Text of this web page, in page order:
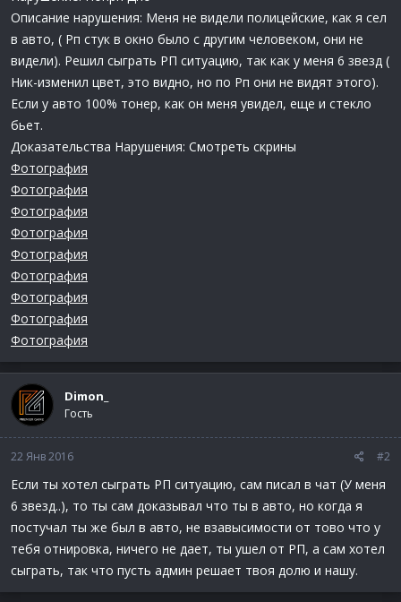
Описание нарушения: Меня не видели полицейские, как я сел
в авто, ( Рп стук в окно было с другим человеком, они не
видели). Решил сыграть РП ситуацию, так как у меня 6 звезд (
Ник-изменил цвет, это видно, но по Рп они не видят этого).
Если у авто 100% тонер, как он меня увидел, еще и стекло
бьет.
Доказательства Нарушения: Смотреть скрины
Фотография
Фотография
Фотография
Фотография
Фотография
Фотография
Фотография
Фотография
Фотография
Dimon_
Гость
22 Янв 2016 #2
Если ты хотел сыграть РП ситуацию, сам писал в чат (У меня
6 звезд..), то ты сам доказывал что ты в авто, но когда я
постучал ты же был в авто, не взавысимости от тово что у
тебя отнировка, ничего не дает, ты ушел от РП, а сам хотел
сыграть, так что пусть админ решает твоя долю и нашу.